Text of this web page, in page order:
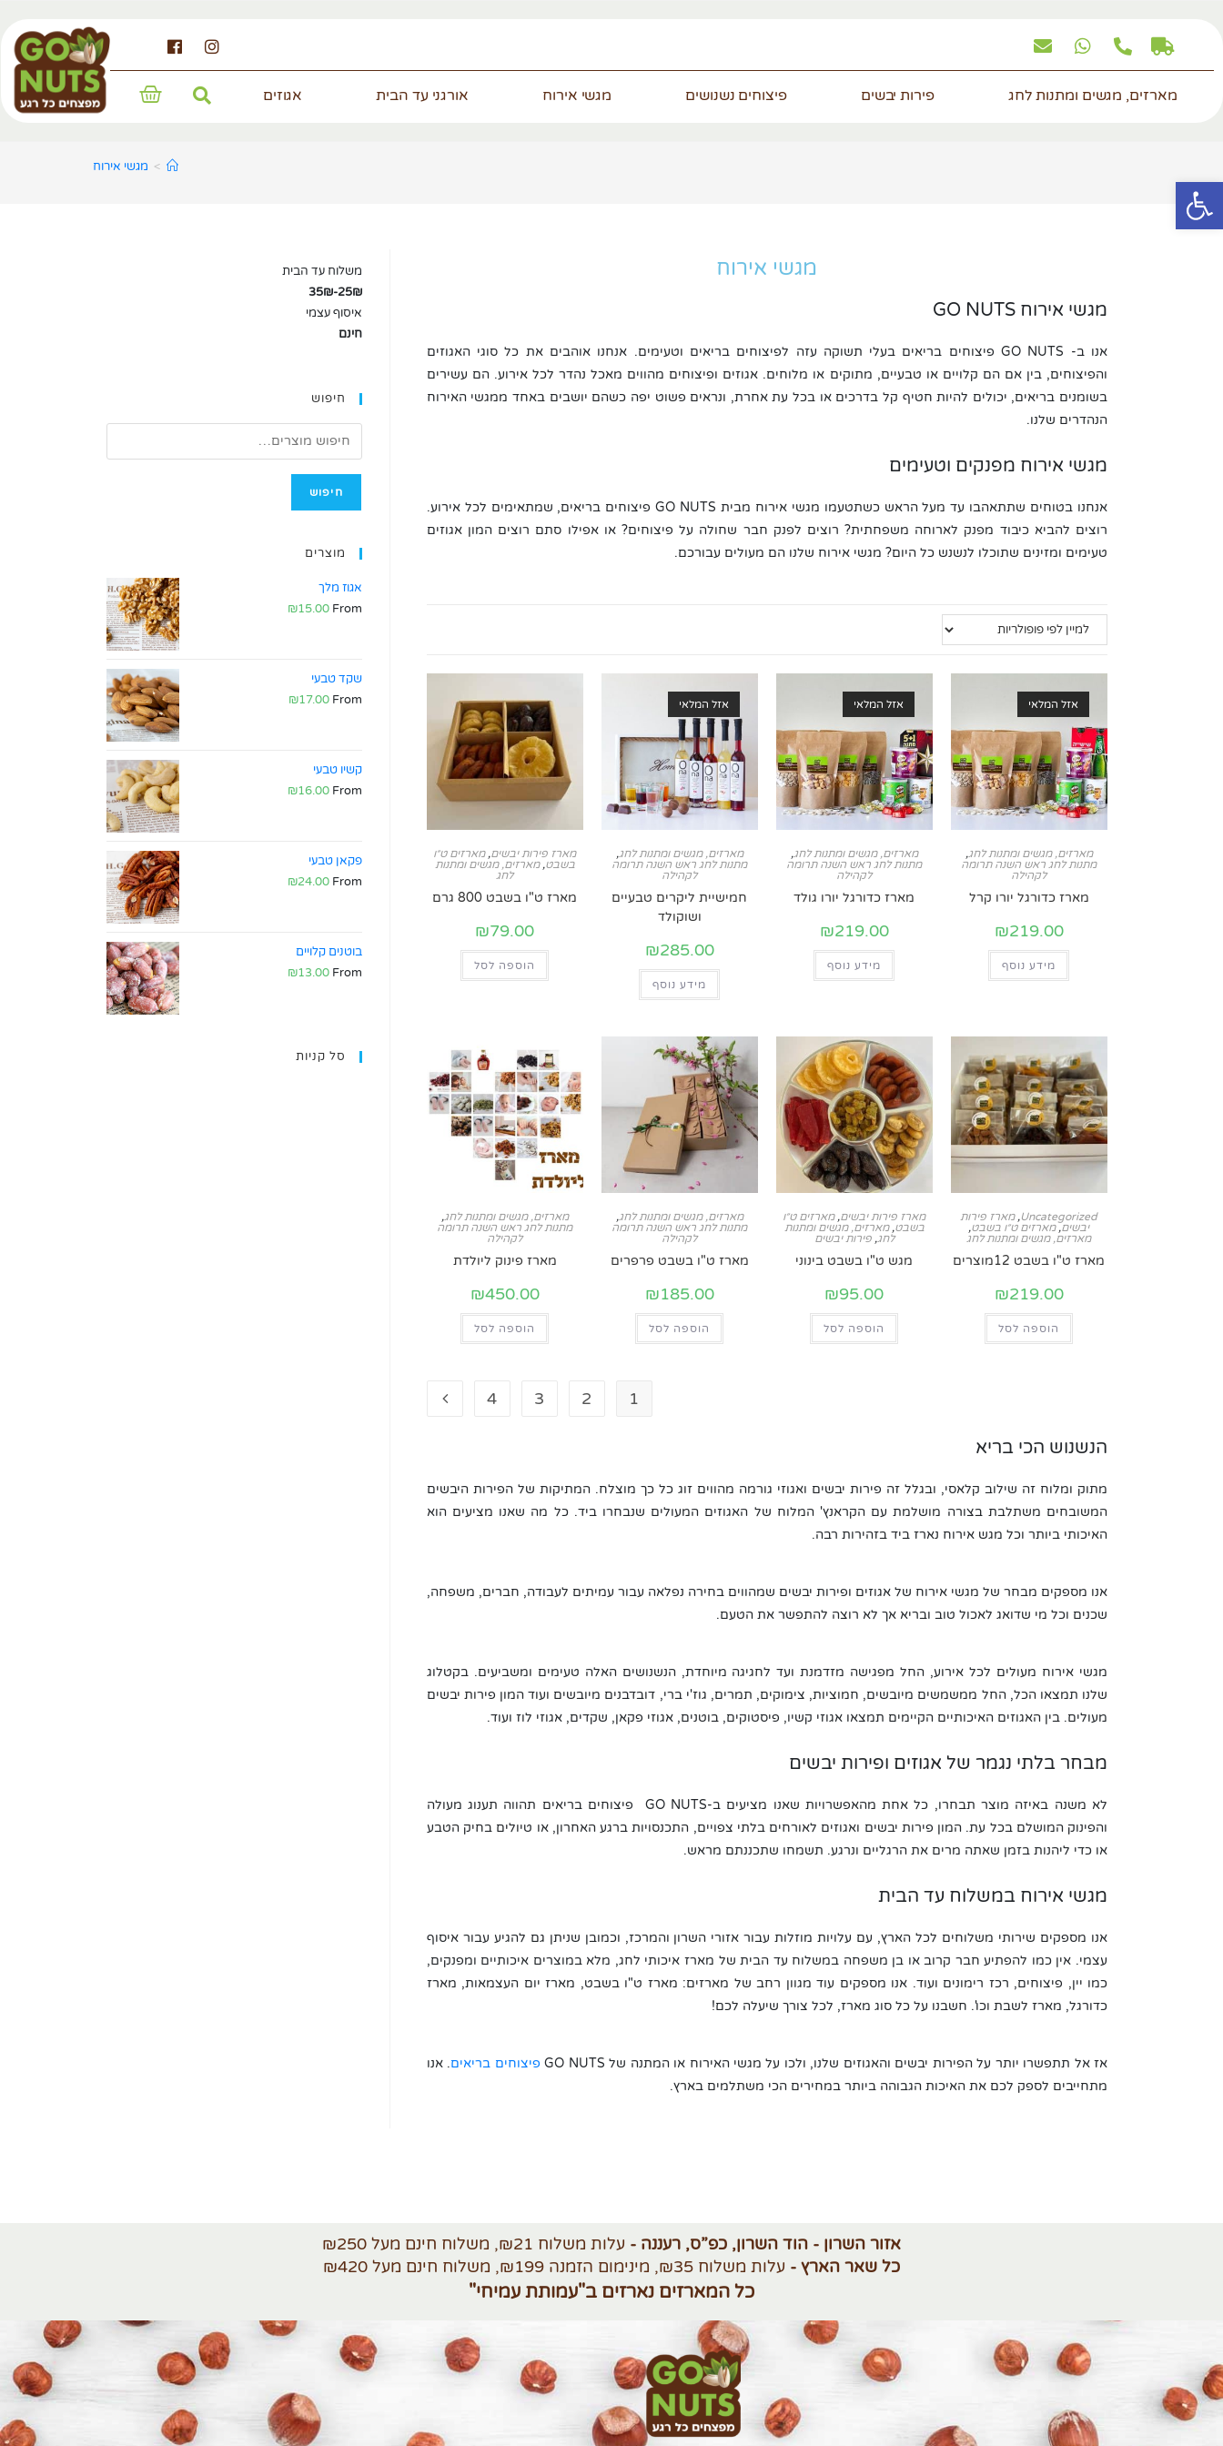
מארזים, מגשים ומתנות לחג פירות יבשים פיצוחים נשנושים מגשי אירוח אורגני עד הבית אגוזים
> מגשי אירוח
מגשי אירוח
מגשי אירוח GO NUTS
אנו ב- GO NUTS פיצוחים בריאים בעלי תשוקה עזה לפיצוחים בריאים וטעימים. אנחנו אוהבים את כל סוגי האגוזים
והפיצוחים, בין אם הם קלויים או טבעיים, מתוקים או מלוחים. אגוזים ופיצוחים מהווים מאכל נהדר לכל אירוע. הם עשירים
בשומנים בריאים, יכולים להיות חטיף קל בדרכים או בכל עת אחרת, ונראים פשוט יפה כשהם יושבים באחד ממגשי האירוח
הנהדרים שלנו.
מגשי אירוח מפנקים וטעימים
אנחנו בטוחים שתתאהבו עד מעל הראש כשתטעמו מגשי אירוח מבית GO NUTS פיצוחים בריאים, שמתאימים לכל אירוע.
רוצים להביא כיבוד מפנק לארוחה משפחתית? רוצים לפנק חבר שחולה על פיצוחים? או אפילו סתם רוצים המון אגוזים
טעימים ומזינים שתוכלו לנשנש כל היום? מגשי אירוח שלנו הם מעולים עבורכם.
אזל המלאי
מארזים, מגשים ומתנות לחג,
מתנות לחג ראש השנה תרומה
לקהילה
מארז כדורגל יורו קרל
₪219.00
מידע נוסף
אזל המלאי
מארזים, מגשים ומתנות לחג,
מתנות לחג ראש השנה תרומה
לקהילה
מארז כדורגל יורו גולד
₪219.00
מידע נוסף
אזל המלאי
מארזים, מגשים ומתנות לחג,
מתנות לחג ראש השנה תרומה
לקהילה
חמישיית ליקרים טבעיים
ושוקולד
₪285.00
מידע נוסף
מארז פירות יבשים,מארזים ט״ו
בשבט,מארזים, מגשים ומתנות
לחג
מארז ט"ו בשבט 800 גרם
₪79.00
הוספה לסל
Uncategorized
,מארז פירות
יבשים,מארזים ט״ו בשבט,
מארזים, מגשים ומתנות לחג
מארז ט"ו בשבט 12מוצרים
₪219.00
הוספה לסל
מארז פירות יבשים,מארזים ט״ו
בשבט,מארזים, מגשים ומתנות
לחג,פירות יבשים
מגש ט"ו בשבט בינוני
₪95.00
הוספה לסל
מארזים, מגשים ומתנות לחג,
מתנות לחג ראש השנה תרומה
לקהילה
מארז ט"ו בשבט פרפרים
₪185.00
הוספה לסל
מארזים, מגשים ומתנות לחג,
מתנות לחג ראש השנה תרומה
לקהילה
מארז פינוק ליולדת
₪450.00
הוספה לסל
1
2
3
4
הנשנוש הכי בריא
מתוק ומלוח זה שילוב קלאסי, ובגלל זה פירות יבשים ואגוזי גורמה מהווים זוג כל כך מוצלח. המתיקות של הפירות היבשים
המשובחים משתלבת בצורה מושלמת עם הקראנץ' המלוח של האגוזים המעולים שנבחרו ביד. כל מה שאנו מציעים הוא
האיכותי ביותר וכל מגש אירוח נארז ביד בזהירות רבה.
אנו מספקים מבחר של מגשי אירוח של אגוזים ופירות יבשים שמהווים בחירה נפלאה עבור עמיתים לעבודה, חברים, משפחה,
שכנים וכל מי שדואג לאכול טוב ובריא אך לא רוצה להתפשר את הטעם.
מגשי אירוח מעולים לכל אירוע, החל מפגישה מזדמנת ועד לחגיגה מיוחדת, הנשנושים האלה טעימים ומשביעים. בקטלוג
שלנו תמצאו הכל, החל ממשמשים מיובשים, חמוציות, צימוקים, תמרים, גוז'י ברי, דובדבנים מיובשים ועוד המון פירות יבשים
מעולים. בין האגוזים האיכותיים הקיימים תמצאו אגוזי קשיו, פיסטוקים, בוטנים, אגוזי פקאן, שקדים, אגוזי לוז ועוד.
מבחר בלתי נגמר של אגוזים ופירות יבשים
לא משנה באיזה מוצר תבחרו, כל אחת מהאפשרויות שאנו מציעים ב-GO NUTS פיצוחים בריאים תהווה תענוג מעולה
והפינוק המושלם בכל עת. המון פירות יבשים ואגוזים לאורחים בלתי צפויים, התכנסויות ברגע האחרון, או טיולים בחיק הטבע
או כדי ליהנות בזמן שאתה מרים את הרגליים ונרגע. תשמחו שתכננתם מראש.
מגשי אירוח במשלוח עד הבית
אנו מספקים שירותי משלוחים לכל הארץ, עם עלויות מוזלות עבור אזורי השרון והמרכז, וכמובן שניתן גם להגיע עבור איסוף
עצמי. אין כמו להפתיע חבר קרוב או בן משפחה במשלוח עד הבית של מארז איכותי לחג, מלא במוצרים איכותיים ומפנקים,
כמו יין, פיצוחים, רכז רימונים ועוד. אנו מספקים עוד מגוון רחב של מארזים: מארז ט"ו בשבט, מארז יום העצמאות, מארז
כדורגל, מארז לשבת וכו'. חשבנו על כל סוג מארז, לכל צורך שיעלה לכם!
אז אל תתפשרו יותר על הפירות יבשים והאגוזים שלנו, ולכו על מגשי האירוח או המתנה של GO NUTS פיצוחים בריאים. אנו
מתחייבים לספק לכם את האיכות הגבוהה ביותר במחירים הכי משתלמים בארץ.
משלוח עד הבית
25₪-35₪
איסוף עצמי
חינם
חיפוש
חיפוש
מוצרים
אגוז מלך
From
₪15.00
שקד טבעי
From
₪17.00
קשיו טבעי
From
₪16.00
פקאן טבעי
From
₪24.00
בוטנים קלויים
From
₪13.00
סל קניות
אזור השרון - הוד השרון, כפ”ס, רעננה - עלות משלוח ₪21, משלוח חינם מעל ₪250
כל שאר הארץ - עלות משלוח ₪35, מינימום הזמנה ₪199, משלוח חינם מעל ₪420
כל המארזים נארזים ב"עמותת עמיחי"
פתח סרגל נגישות